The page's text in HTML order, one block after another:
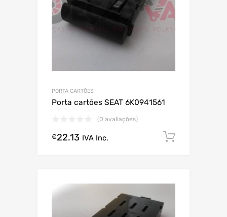
PORTA CARTÕES
Porta cartões SEAT 6K0941561
(0 avaliações)
€22.13 IVA Inc.